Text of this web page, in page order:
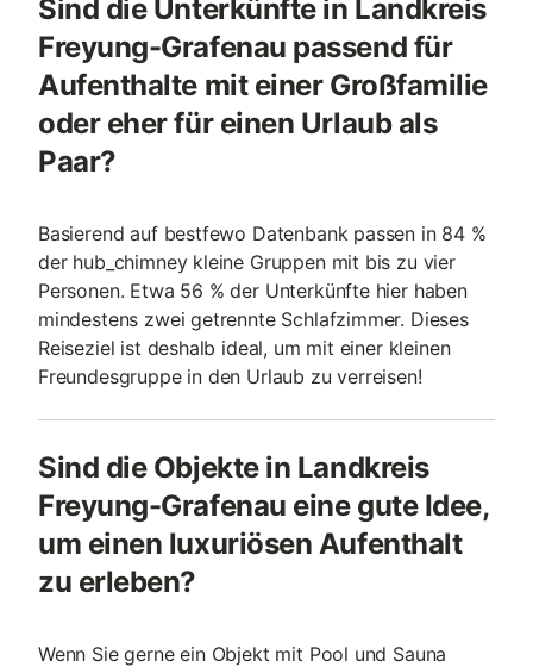
Sind die Unterkünfte in Landkreis
Freyung-Grafenau passend für
Aufenthalte mit einer Großfamilie
oder eher für einen Urlaub als
Paar?
Basierend auf bestfewo Datenbank passen in 84 %
der hub_chimney kleine Gruppen mit bis zu vier
Personen. Etwa 56 % der Unterkünfte hier haben
mindestens zwei getrennte Schlafzimmer. Dieses
Reiseziel ist deshalb ideal, um mit einer kleinen
Freundesgruppe in den Urlaub zu verreisen!
Sind die Objekte in Landkreis
Freyung-Grafenau eine gute Idee,
um einen luxuriösen Aufenthalt
zu erleben?
Wenn Sie gerne ein Objekt mit Pool und Sauna